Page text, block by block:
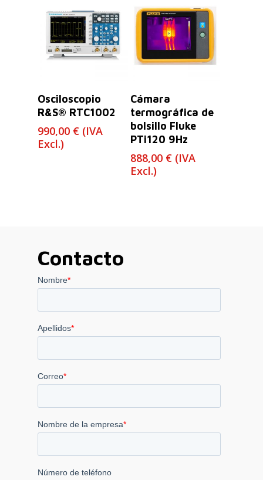
hasta
4.540,00 €
Osciloscopio
R&S® RTC1002
990,00 € (IVA
Excl.)
Cámara
termográfica de
bolsillo Fluke
PTi120 9Hz
888,00 € (IVA
Excl.)
Contacto